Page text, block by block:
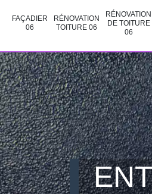
FAÇADIER
06
RÉNOVATION
TOITURE 06
RÉNOVATION
DE TOITURE
06